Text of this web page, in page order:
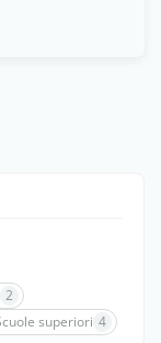
2
superiori 4